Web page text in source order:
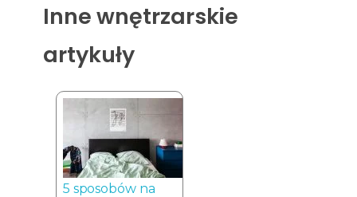
Inne wnętrzarskie
artykuły
5 sposobów na